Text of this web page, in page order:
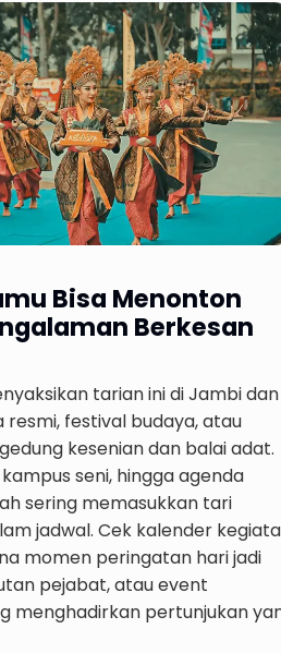
Bisa Menonton
Berkesan
tarian ini di Jambi dan
resmi, festival budaya, atau
kesenian dan balai adat.
seni, hingga agenda
sering memasukkan tari
jadwal. Cek kalender
momen peringatan hari jadi
pejabat, atau event
menghadirkan pertunjukan